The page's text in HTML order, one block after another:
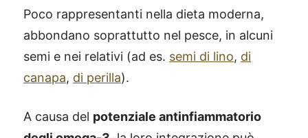
Poco rappresentanti nella dieta moderna,
abbondano soprattutto nel pesce, in alcuni
semi e nei relativi (ad es. semi di lino, di
canapa, di perilla).
A causa del potenziale antinfiammatorio